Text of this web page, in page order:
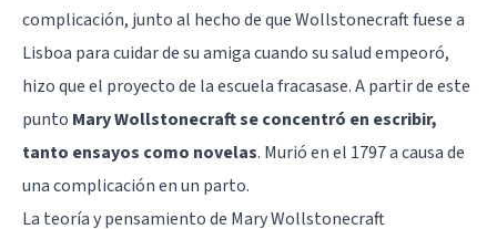
complicación, junto al hecho de que Wollstonecraft fuese a
Lisboa para cuidar de su amiga cuando su salud empeoró,
hizo que el proyecto de la escuela fracasase. A partir de este
punto Mary Wollstonecraft se concentró en escribir,
tanto ensayos como novelas. Murió en el 1797 a causa de
una complicación en un parto.
La teoría y pensamiento de Mary Wollstonecraft